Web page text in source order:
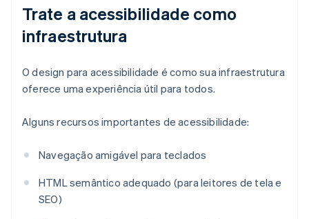
Trate a acessibilidade como
infraestrutura
O design para acessibilidade é como sua infraestrutura
oferece uma experiência útil para todos.
Alguns recursos importantes de acessibilidade:
Navegação amigável para teclados
HTML semântico adequado (para leitores de tela e
SEO)